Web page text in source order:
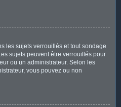
les sujets verrouillés et tout sondage
sujets peuvent être verrouillés pour
ou un administrateur. Selon les
vous pouvez ou non